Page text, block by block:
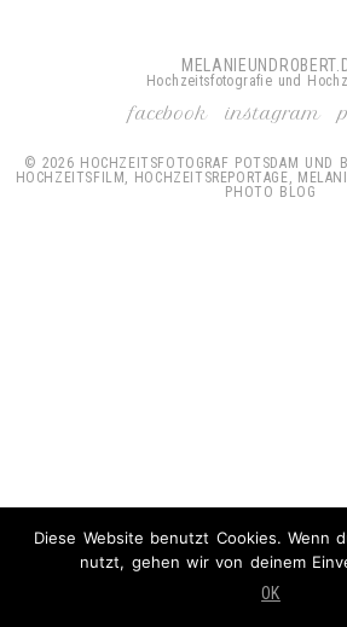
Hochzeitsfotografie und
facebook instagram
© 2026 HOCHZEITSFOTOGRAF POTSDAM UND
HOCHZEITSFILM, HOCHZEITSREPORTAGE,
PHOTO BLOG
Diese Website benutzt Cookies. Wenn
nutzt, gehen wir von deinem
OK